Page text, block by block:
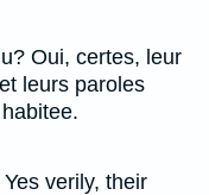
Oui, certes, leur
leurs paroles
verily, their